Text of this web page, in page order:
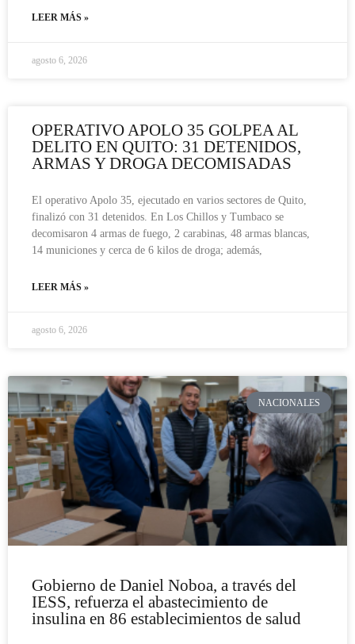
LEER MÁS »
agosto 6, 2026
OPERATIVO APOLO 35 GOLPEA AL
DELITO EN QUITO: 31 DETENIDOS,
ARMAS Y DROGA DECOMISADAS
El operativo Apolo 35, ejecutado en varios sectores de Quito,
finalizó con 31 detenidos. En Los Chillos y Tumbaco se
decomisaron 4 armas de fuego, 2 carabinas, 48 armas blancas,
14 municiones y cerca de 6 kilos de droga; además,
LEER MÁS »
agosto 6, 2026
NACIONALES
Gobierno de Daniel Noboa, a través del
IESS, refuerza el abastecimiento de
insulina en 86 establecimientos de salud